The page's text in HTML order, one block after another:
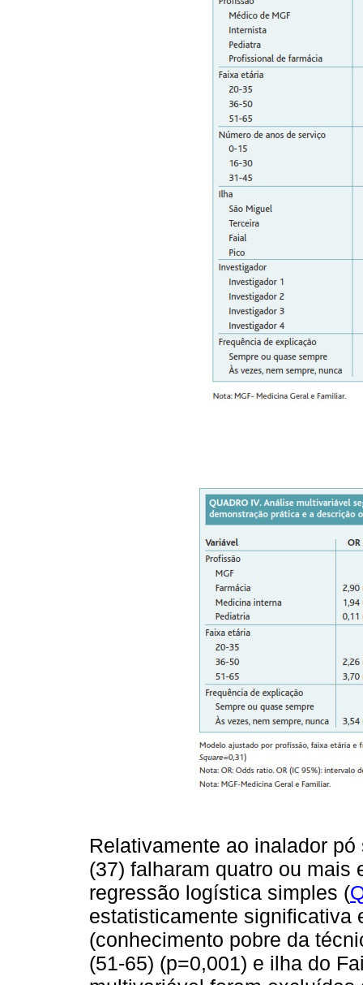
Relativamente ao inalador
(37) falharam quatro ou mais
regressão logística simples (
estatisticamente significativa
(conhecimento pobre da
(51-65) (p=0,001) e ilha do